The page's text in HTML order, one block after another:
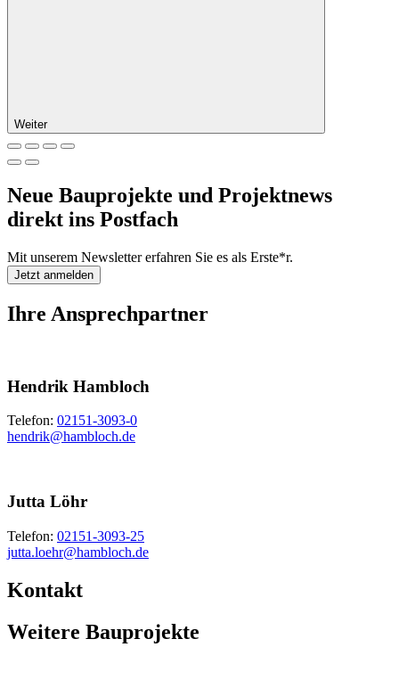
Weiter
Neue Bauprojekte und Projektnews
direkt ins Postfach
Mit unserem Newsletter erfahren Sie es als Erste*r.
Jetzt anmelden
Ihre Ansprechpartner
Hendrik Hambloch
Telefon: 02151-3093-0
hendrik@hambloch.de
Jutta Löhr
Telefon: 02151-3093-25
jutta.loehr@hambloch.de
Kontakt
Weitere Bauprojekte